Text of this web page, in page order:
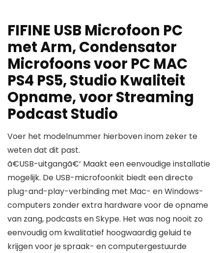
FIFINE USB Microfoon PC
met Arm, Condensator
Microfoons voor PC MAC
PS4 PS5, Studio Kwaliteit
Opname, voor Streaming
Podcast Studio
Voer het modelnummer hierboven inom zeker te
weten dat dit past.
ã€USB-uitgangã€‘ Maakt een eenvoudige installatie
mogelijk. De USB-microfoonkit biedt een directe
plug-and-play-verbinding met Mac- en Windows-
computers zonder extra hardware voor de opname
van zang, podcasts en Skype. Het was nog nooit zo
eenvoudig om kwalitatief hoogwaardig geluid te
krijgen voor je spraak- en computergestuurde